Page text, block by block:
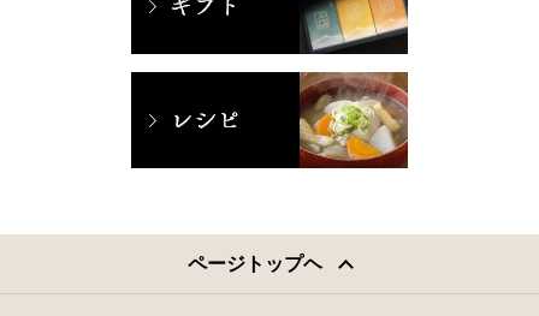
ページトップヘ